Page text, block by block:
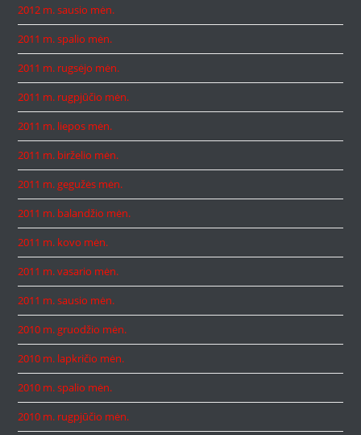
2012 m. sausio mėn.
2011 m. spalio mėn.
2011 m. rugsėjo mėn.
2011 m. rugpjūčio mėn.
2011 m. liepos mėn.
2011 m. birželio mėn.
2011 m. gegužės mėn.
2011 m. balandžio mėn.
2011 m. kovo mėn.
2011 m. vasario mėn.
2011 m. sausio mėn.
2010 m. gruodžio mėn.
2010 m. lapkričio mėn.
2010 m. spalio mėn.
2010 m. rugpjūčio mėn.